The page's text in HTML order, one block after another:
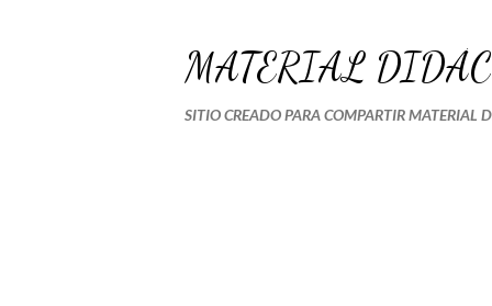
MATERIAL
SITIO CREADO PARA COMPARTIR MATERIAL